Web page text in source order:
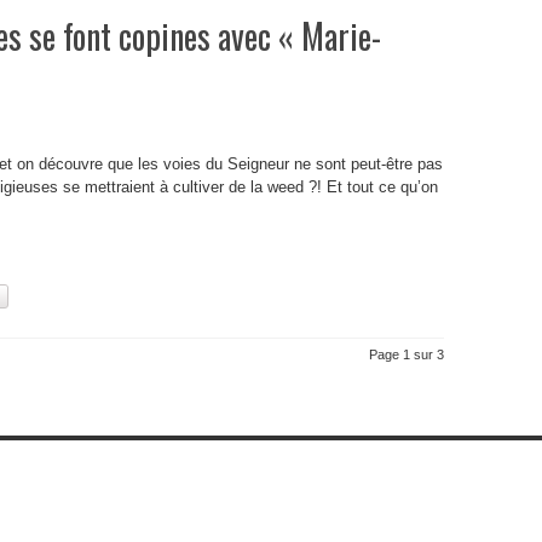
se font copines avec « Marie-
on découvre que les voies du Seigneur ne sont peut-être pas
se mettraient à cultiver de la weed ?! Et tout ce qu’on
Page 1 sur 3